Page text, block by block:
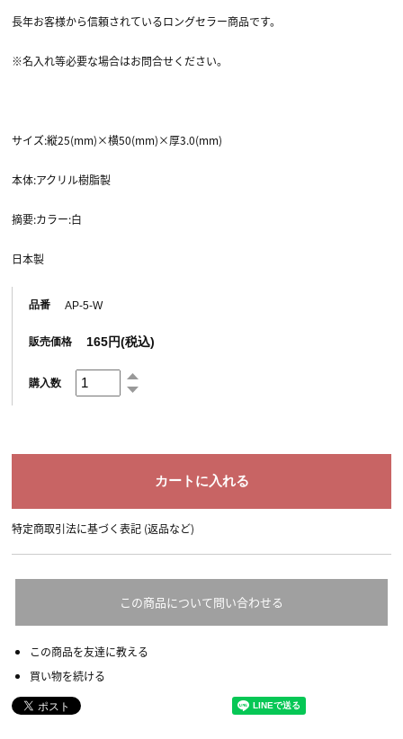
長年お客様から信頼されているロングセラー商品です。
※名入れ等必要な場合はお問合せください。
サイズ:縦25(mm)×横50(mm)×厚3.0(mm)
本体:アクリル樹脂製
摘要:カラー:白
日本製
品番 AP-5-W
販売価格 165円(税込)
購入数
特定商取引法に基づく表記 (返品など)
この商品について問い合わせる
この商品を友達に教える
買い物を続ける